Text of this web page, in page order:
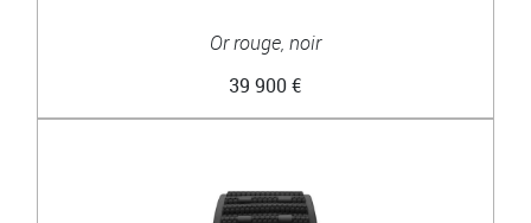
Or rouge, noir
39 900 €